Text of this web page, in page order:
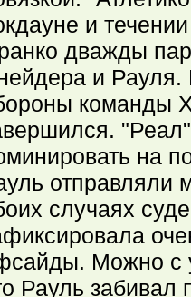
и
дважды
и
команды
на
отправляли
случаях
Можно с
Рауль